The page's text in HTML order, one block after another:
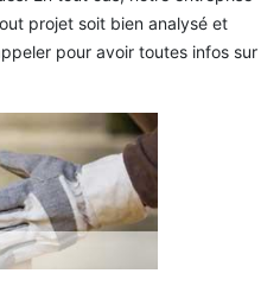
projet soit bien analysé et
pour avoir toutes infos sur